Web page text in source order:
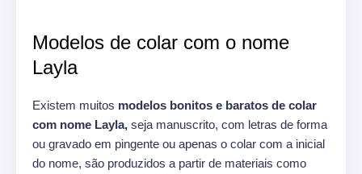
Modelos de colar com o nome
Layla
Existem muitos modelos bonitos e baratos de colar
com nome Layla, seja manuscrito, com letras de forma
ou gravado em pingente ou apenas o colar com a inicial
do nome, são produzidos a partir de materiais como